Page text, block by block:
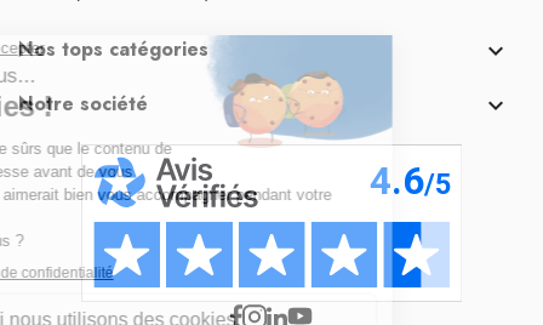
Nos tops catégories 
Notre société 